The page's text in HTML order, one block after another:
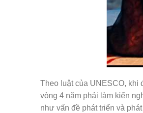
Theo luật của UNESCO, khi
vòng 4 năm phải làm kiến
như vấn đề phát triển và